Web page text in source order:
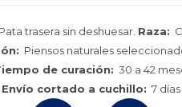
Pata trasera sin deshuesar. Raza:
Piensos naturales
de curación: 30 a 42
Envío cortado a cuchillo: 7